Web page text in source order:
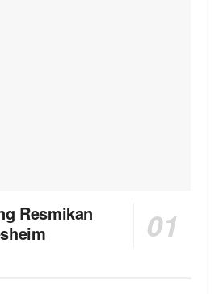
Resmikan